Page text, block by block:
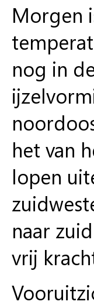
Morgen
nog in
het van
lopen
naar
vrij